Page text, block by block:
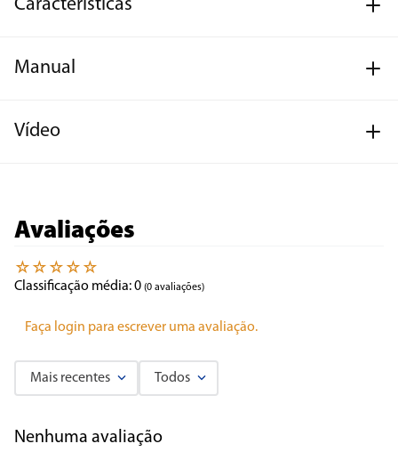
Características
Manual
Vídeo
Avaliações
☆ ☆ ☆ ☆ ☆
Classificação média: 0 (0 avaliações)
Faça login para escrever uma avaliação.
Mais recentes Todos
Nenhuma avaliação